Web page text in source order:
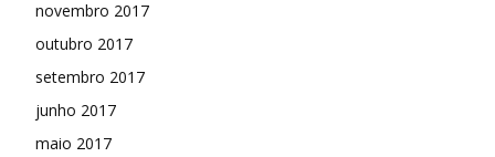
novembro 2017
outubro 2017
setembro 2017
junho 2017
maio 2017